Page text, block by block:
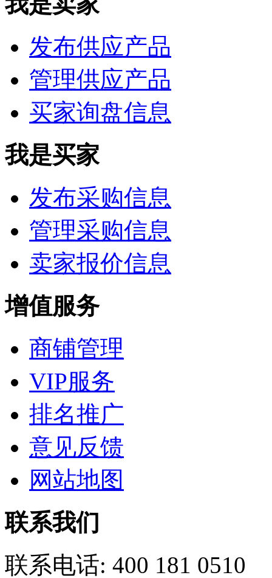
发布供应产品
管理供应产品
买家询盘信息
我是买家
发布采购信息
管理采购信息
卖家报价信息
增值服务
商铺管理
VIP服务
排名推广
意见反馈
网站地图
联系我们
联系电话: 400 181 0510